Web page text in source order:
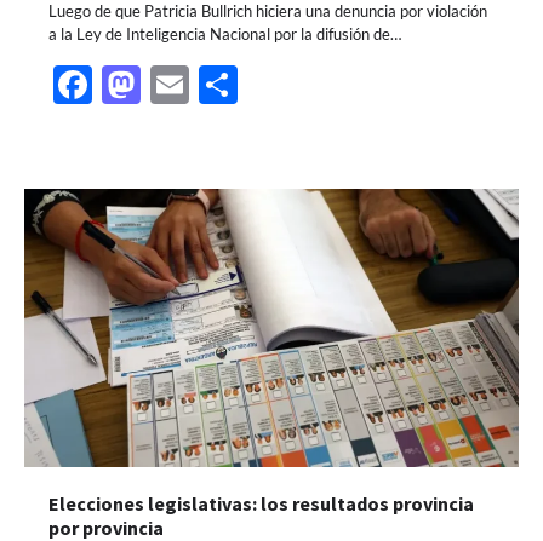
Luego de que Patricia Bullrich hiciera una denuncia por violación
a la Ley de Inteligencia Nacional por la difusión de…
Facebook
Mastodon
Email
Elecciones legislativas: los resultados provincia
por provincia